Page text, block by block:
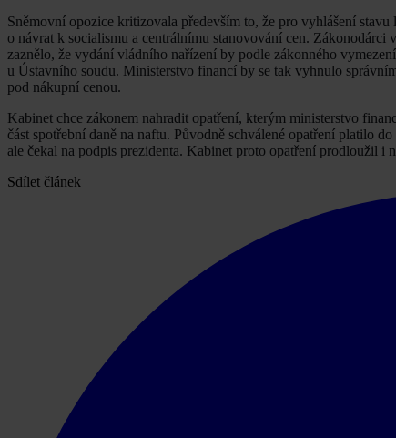
Sněmovní opozice kritizovala především to, že pro vyhlášení
o návrat k socialismu a centrálnímu stanovování cen.
zaznělo, že vydání vládního nařízení by podle zákonného
u Ústavního soudu. Ministerstvo financí by se tak vyhnulo
pod nákupní cenou.
Kabinet chce zákonem nahradit opatření, kterým ministerstvo
část spotřební daně na naftu. Původně schválené opatření platilo
ale čekal na podpis prezidenta. Kabinet proto opatření prodloužil i
Sdílet článek